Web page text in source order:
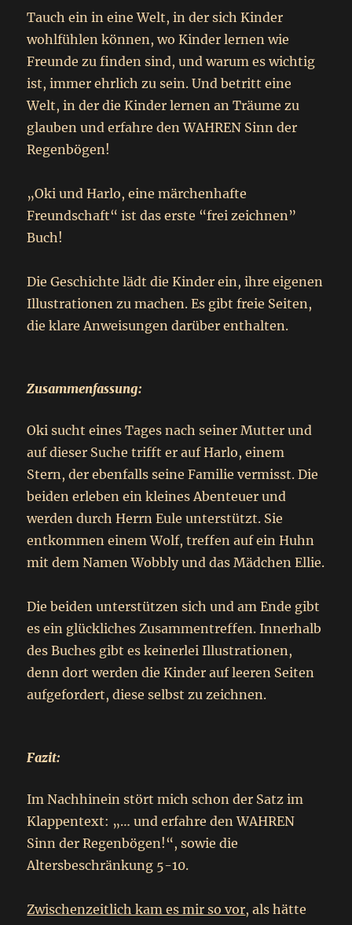
Tauch ein in eine Welt, in der sich Kinder
wohlfühlen können, wo Kinder lernen wie
Freunde zu finden sind, und warum es wichtig
ist, immer ehrlich zu sein. Und betritt eine
Welt, in der die Kinder lernen an Träume zu
glauben und erfahre den WAHREN Sinn der
Regenbögen!
„Oki und Harlo, eine märchenhafte
Freundschaft“ ist das erste “frei zeichnen”
Buch!
Die Geschichte lädt die Kinder ein, ihre eigenen
Illustrationen zu machen. Es gibt freie Seiten,
die klare Anweisungen darüber enthalten.
Zusammenfassung:
Oki sucht eines Tages nach seiner Mutter und
auf dieser Suche trifft er auf Harlo, einem
Stern, der ebenfalls seine Familie vermisst. Die
beiden erleben ein kleines Abenteuer und
werden durch Herrn Eule unterstützt. Sie
entkommen einem Wolf, treffen auf ein Huhn
mit dem Namen Wobbly und das Mädchen Ellie.
Die beiden unterstützen sich und am Ende gibt
es ein glückliches Zusammentreffen. Innerhalb
des Buches gibt es keinerlei Illustrationen,
denn dort werden die Kinder auf leeren Seiten
aufgefordert, diese selbst zu zeichnen.
Fazit:
Im Nachhinein stört mich schon der Satz im
Klappentext: „… und erfahre den WAHREN
Sinn der Regenbögen!“, sowie die
Altersbeschränkung 5-10.
Zwischenzeitlich kam es mir so vor, als hätte